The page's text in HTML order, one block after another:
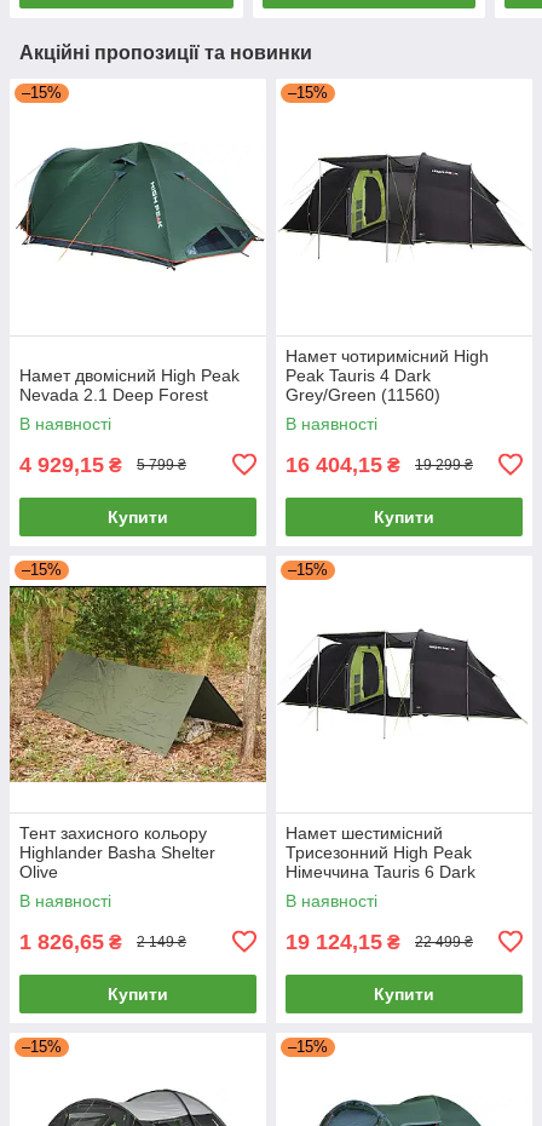
Акційні пропозиції та новинки
–15%
Намет двомісний High Peak
Nevada 2.1 Deep Forest
В наявності
4 929,15 ₴ 5 799 ₴
Купити
–15%
Намет чотиримісний High
Peak Tauris 4 Dark
Grey/Green (11560)
В наявності
16 404,15 ₴ 19 299 ₴
Купити
–15%
Тент захисного кольору
Highlander Basha Shelter
Olive
В наявності
1 826,65 ₴ 2 149 ₴
Купити
–15%
Намет шестимісний
Трисезонний High Peak
Німеччина Tauris 6 Dark
Grey/Green
В наявності
19 124,15 ₴ 22 499 ₴
Купити
–15% –15%